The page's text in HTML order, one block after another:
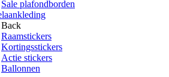
Sale plafondborden
Back
Raamstickers
Kortingsstickers
Actie stickers
Ballonnen